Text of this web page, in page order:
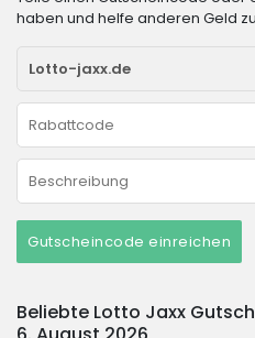
haben und helfe anderen Geld
Gutscheincode einreichen
Beliebte Lotto Jaxx